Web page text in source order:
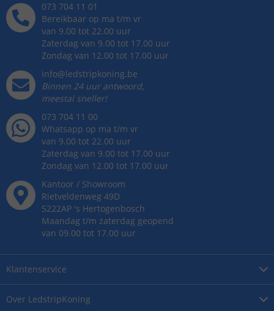
Over LedstripKoning
Klantenservice
073 704 11 01
Bereikbaar op ma t/m vr
van 9.00 tot 22.00 uur
Zaterdag van 9.00 tot 17.00 uur
Zondag van 12.00 tot 17.00 uur
info@ledstripkoning.be
Binnen 24 uur antwoord,
meestal sneller!
073 704 11 00
Whatsapp op ma t/m vr
van 9.00 tot 22.00 uur
Zaterdag van 9.00 tot 17.00 uur
Zondag van 12.00 tot 17.00 uur
Kantoor / Showroom
Rietveldenweg 49D
5222AP 's Hertogenbosch
Maandag t/m zaterdag geopend
van 09.00 tot 17.00 uur